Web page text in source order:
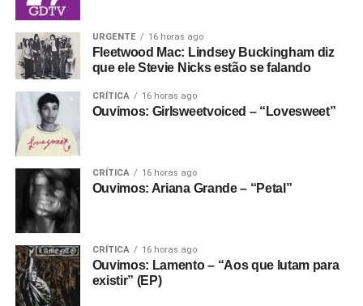
URGENTE 16 horas ago
Fleetwood Mac: Lindsey Buckingham diz
que ele Stevie Nicks estão se falando
CRÍTICA 16 horas ago
Ouvimos: Girlsweetvoiced – “Lovesweet”
CRÍTICA 16 horas ago
Ouvimos: Ariana Grande – “Petal”
CRÍTICA 16 horas ago
Ouvimos: Lamento – “Aos que lutam para
existir” (EP)